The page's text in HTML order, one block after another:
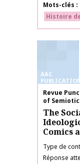
Mots-clés
Histoire
AAC
Nom de la
Revue
of
The
Comics
Type de
Réponse